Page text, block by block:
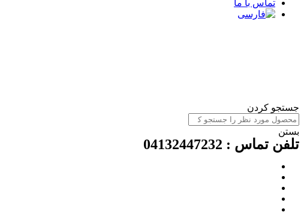
تماس با ما
جستجو کردن
بستن
تلفن تماس : 04132447232